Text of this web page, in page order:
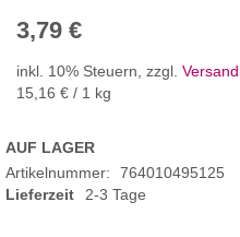
3,79 €
inkl. 10% Steuern, zzgl.
15,16 € / 1 kg
AUF LAGER
Artikelnummer
764010495125
Lieferzeit
2-3 Tage